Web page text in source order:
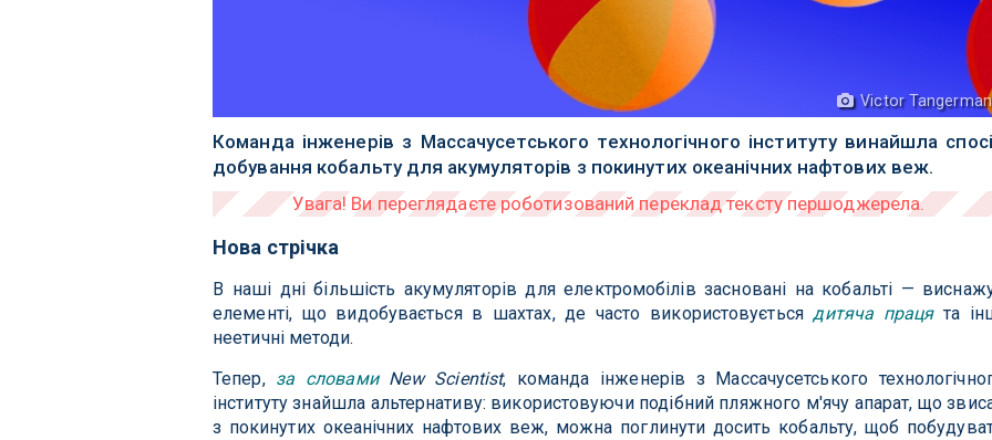
Victor
Команда інженерів з Массачусетського технологічного інституту винайшла
добування кобальту для акумуляторів з покинутих океанічних нафтових веж.
Нова стрічка
В наші дні більшість акумуляторів для електромобілів засновані на кобальті —
елементі, що видобувається в шахтах, де часто використовуєтьсядитяча працята
неетичні методи.
Тепер, за словами New Scientist, команда інженерів з Массачусетського
інституту знайшла альтернативу: використовуючи подібний пляжного м'ячу апарат, що
з покинутих океанічних нафтових веж, можна поглинути досить кобальту, щоб